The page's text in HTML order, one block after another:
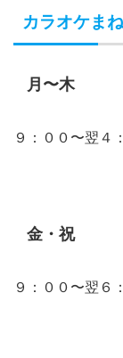
カラオケま
月〜木
９：００〜翌４
金・祝
９：００〜翌６